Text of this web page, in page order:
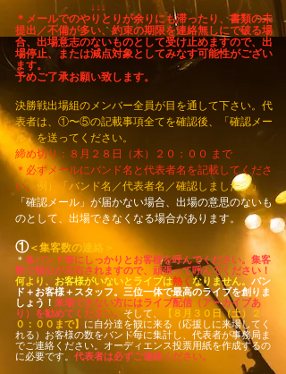
↓↓↓
＊メールでのやりとりが余りにも滞ったり、書類の未
提出／不備が多い、約束の期限を連絡無しにで破る場
合、出場意志のないものとして受け止めますので、出
場停止、または減点対象としてみなす可能性がござい
ます。
予めご了承お願い致します。
決勝戦出場組のメンバー全員が目を通して下さい。代
表者は、①〜⑤の記載事項全てを​確認後、「確認メー
ル」を送ってください。
締め切り：８月２８日（木）２０：００ まで
＊必ずメールにバンド名と代表者名を記載してくださ
い。 ​例）「バンド名／代表者名／確認しました。」
「確認メール」が届かない場合、出場の意思のないも
のとして、出場できなくなる場合があります。
​①＜集客数の連絡＞
＊ 各バンド毎にしっかりとお客様を呼んでください。集客
数で順位が左右されますので、頑張って呼んでください！
何より、 お客様がいないとライブは熱く なりません。 バン
ド＋お客様＋スタッフ。三位一体で最高のライブを創りま
しょう！ 来場できない方にはライブ配信（アーカイブあ
り）を勧めてください。 そして、
【８月３０日（土）２
０：００まで】 に自分達を観に来る（応援しに来場してく
れる）お客様の数をバンド毎に集計し、代表者が事務局ま
でご連絡ください。オーディエンス投票用紙を作成するの
に必要です。 代表者は必ずご連絡ください。